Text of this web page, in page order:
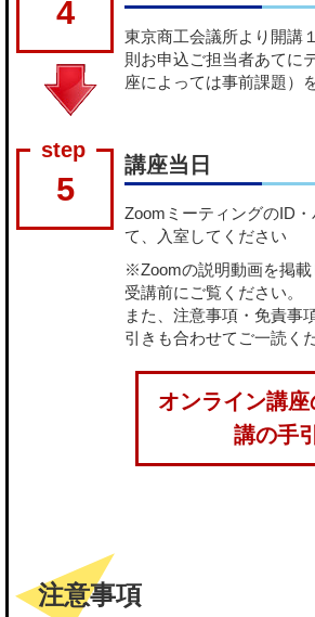
4
東京商工会議所より開講
則お申込ご担当者あてに
座によっては事前課題）
5
講座当日
ZoomミーティングのID
て、入室してください
※Zoomの説明動画を掲
受講前にご覧ください。
また、注意事項・免責事
引きも合わせてご一読く
オンライン講
講の手
注意事項